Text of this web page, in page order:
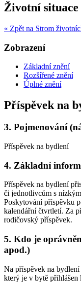
Životní situace
« Zpět na Strom
Zobrazení
Základní znění
Rozšířené znění
Úplné znění
Příspěvek na
3. Pojmenování
Příspěvek na bydlení
4. Základní
Příspěvek na bydlení
či jednotlivcům s
Poskytování příspěvku
kalendářní čtvrtletí. Za
rodičovský příspěvek.
5. Kdo je
apod.)
Na příspěvek na
který je v bytě přihlášen